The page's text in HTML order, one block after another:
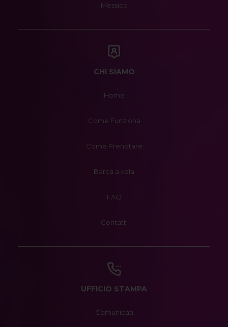
Messico
CHI SIAMO
Home
Come Funziona
Come Prenotare
Barca a vela
FAQ
Contatti
UFFICIO STAMPA
Comunicati